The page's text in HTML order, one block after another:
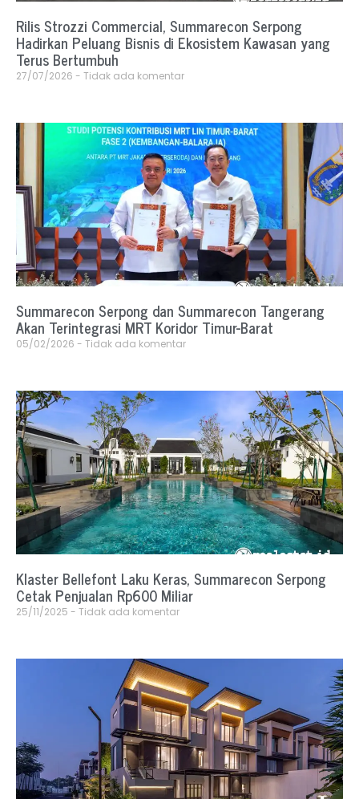
Rilis Strozzi Commercial, Summarecon Serpong
Hadirkan Peluang Bisnis di Ekosistem Kawasan yang
Terus Bertumbuh
27/07/2026 Tidak ada komentar
Summarecon Serpong dan Summarecon Tangerang
Akan Terintegrasi MRT Koridor Timur-Barat
05/02/2026 Tidak ada komentar
Klaster Bellefont Laku Keras, Summarecon Serpong
Cetak Penjualan Rp600 Miliar
25/11/2025 Tidak ada komentar